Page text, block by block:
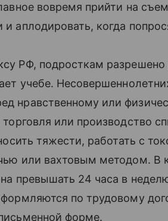
вовремя прийти на
аплодировать, когда
РФ, подросткам разрешено
учебе.
нравственному или
или производство
тяжести, работать с
или вахтовым методом. В
превышать 24 часа в
по трудовому
форме.